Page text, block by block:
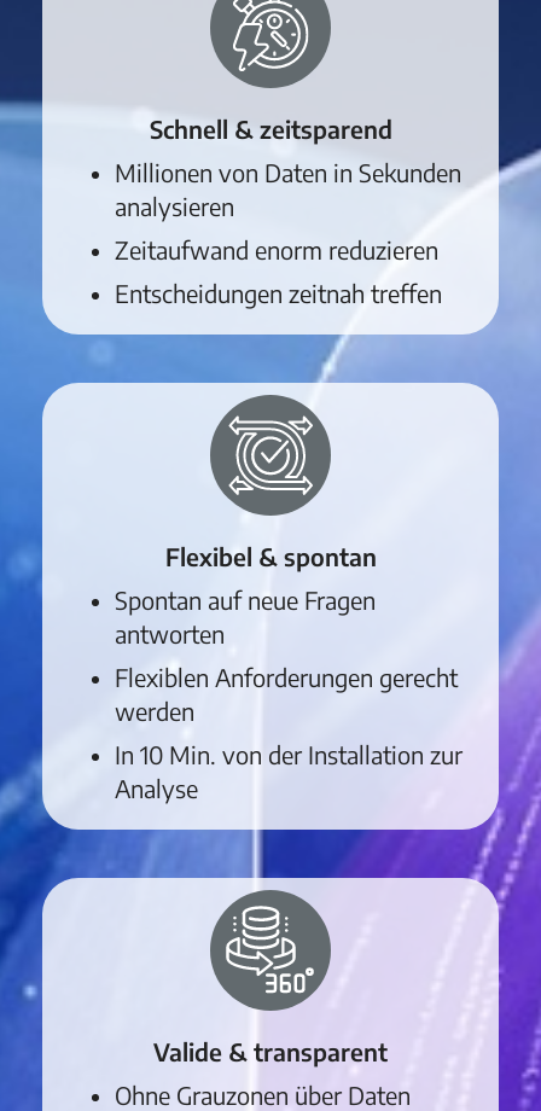
Schnell & zeitsparend
Millionen von Daten in Sekunden
analysieren
Zeitaufwand enorm reduzieren
Entscheidungen zeitnah treffen
Flexibel & spontan
Spontan auf neue Fragen
antworten
Flexiblen Anforderungen gerecht
werden
In 10 Min. von der Installation zur
Analyse
Valide & transparent
Ohne Grauzonen über Daten